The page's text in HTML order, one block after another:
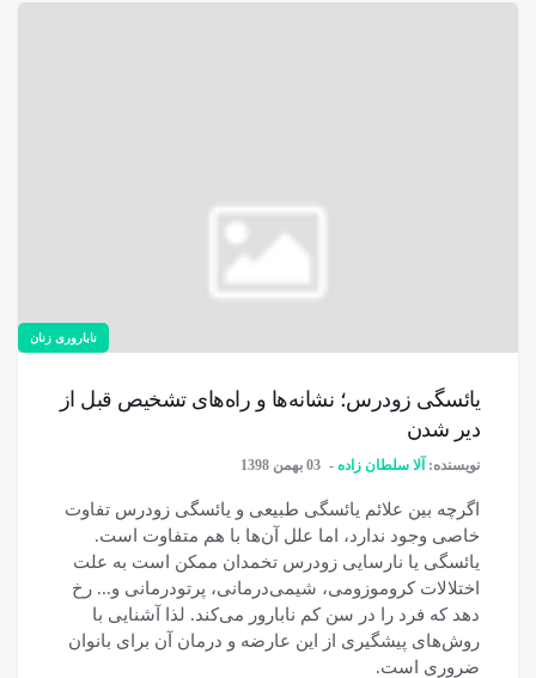
ناباروری زنان
یائسگی زودرس؛ نشانه‌ها و راه‌های تشخیص قبل از
دیر شدن
نویسنده: آلا سلطان زاده 03 بهمن 1398
اگرچه بین علائم یائسگی طبیعی و یائسگی زودرس تفاوت
خاصی وجود ندارد، اما علل آن‌ها با هم متفاوت است.
یائسگی یا نارسایی زودرس تخمدان ممکن است به علت
اختلالات کروموزومی، شیمی‌درمانی، پرتودرمانی و... رخ
دهد که فرد را در سن کم نابارور می‌کند. لذا آشنایی با
روش‌های پیشگیری از این عارضه و درمان آن برای بانوان
ضروری است.